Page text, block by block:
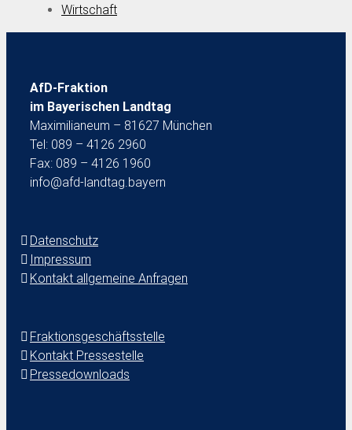
Wirtschaft
AfD-Fraktion
im Bayerischen Landtag
Maximilianeum – 81627 München
Tel: 089 – 4126 2960
Fax: 089 – 4126 1960
info@afd-landtag.bayern
Datenschutz
Impressum
Kontakt allgemeine Anfragen
Fraktionsgeschäftsstelle
Kontakt Pressestelle
Pressedownloads